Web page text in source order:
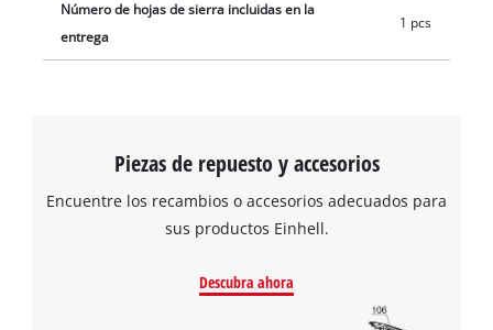
Número de hojas de sierra incluidas en la
entrega
1 pcs
Piezas de repuesto y accesorios
Encuentre los recambios o accesorios adecuados para
sus productos Einhell.
Descubra ahora